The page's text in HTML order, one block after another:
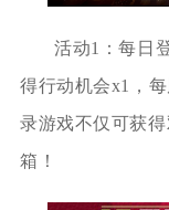
活动1：每日
得行动机会x1，
录游戏不仅可获
箱！